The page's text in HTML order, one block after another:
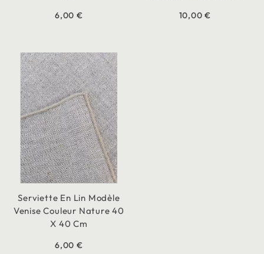
6,00 € 10,00 €
Serviette En Lin Modèle
Venise Couleur Nature 40
X 40 Cm
6,00 €